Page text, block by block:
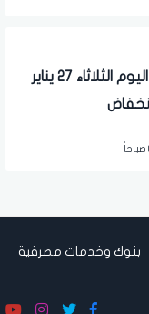
أسعار الدواجن اليوم الثلاثاء 27 يناير
بنوك وخدمات مصرفية